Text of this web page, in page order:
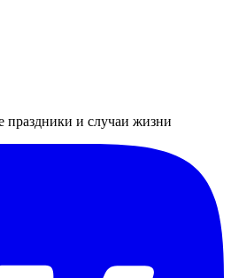
праздники и случаи жизни